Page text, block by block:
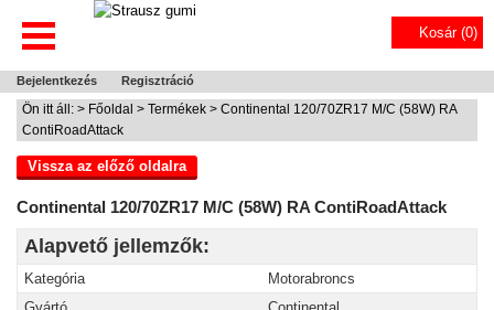
Kosár (0)
Bejelentkezés Regisztráció
Ön itt áll: > Főoldal > Termékek > Continental 120/70ZR17 M/C (58W) RA
ContiRoadAttack
Vissza az előző oldalra
Continental 120/70ZR17 M/C (58W) RA ContiRoadAttack
Alapvető jellemzők:
Kategória
Motorabroncs